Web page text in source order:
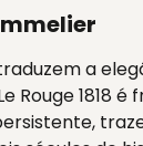
a
Rouge 1818 é